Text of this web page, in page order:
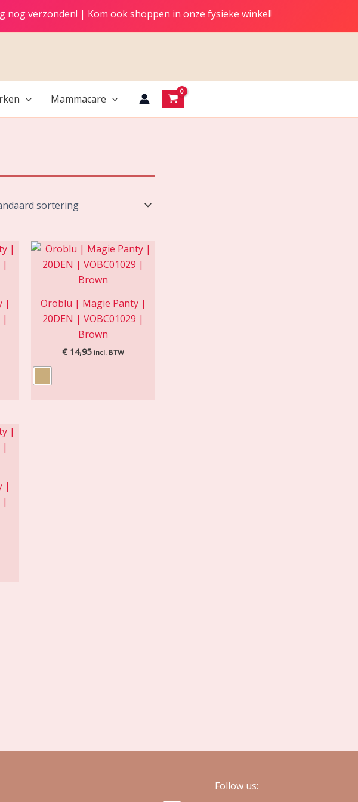
nog verzonden! | Kom ook shoppen in onze fysieke winkel!
Mammacare
|
|
Oroblu | Magie Panty |
20DEN | VOBC01029 |
Brown
€ 14,95 incl. BTW
|
|
Follow us: